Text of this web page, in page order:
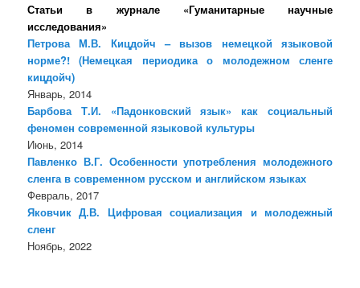
Статьи в журнале «Гуманитарные научные
исследования»
Петрова М.В. Кицдойч – вызов немецкой языковой
норме?! (Немецкая периодика о молодежном сленге
кицдойч)
Январь, 2014
Барбова Т.И. «Падонковский язык» как социальный
феномен современной языковой культуры
Июнь, 2014
Павленко В.Г. Особенности употребления молодежного
сленга в современном русском и английском языках
Февраль, 2017
Яковчик Д.В. Цифровая социализация и молодежный
сленг
Ноябрь, 2022